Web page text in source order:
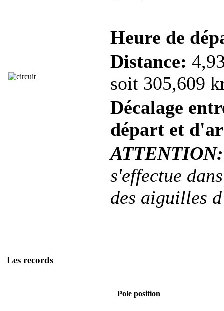
Heure de
Distance:
soit 305,609
Décalage
départ et
ATTENTION:
s'effectue
des aiguilles
Les records
Pole position